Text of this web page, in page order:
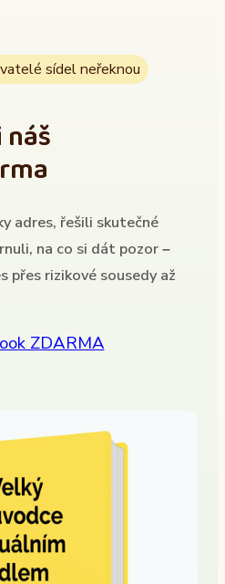
sídel neřeknou
adres, řešili skutečné
na co si dát pozor –
přes rizikové sousedy až
ZDARMA